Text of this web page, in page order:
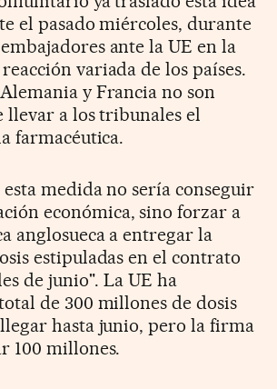
el pasado miércoles, durante
ante la UE en la
variada de los países.
y Francia no son
a los tribunales el
farmacéutica.
medida no sería conseguir
económica, sino forzar a
anglosueca a entregar la
estipuladas en el contrato
de junio". La UE ha
de 300 millones de dosis
hasta junio, pero la firma
100 millones.